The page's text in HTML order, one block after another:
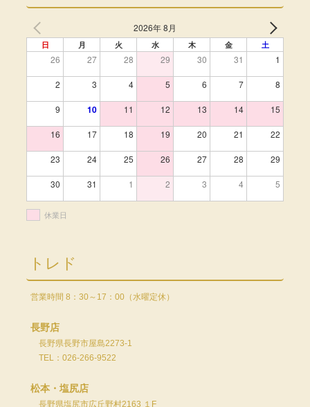
2026年 8月
日 月 火 水 木 金 土
26 27 28 29 30 31 1
2 3 4 5 6 7 8
9 10 11 12 13 14 15
16 17 18 19 20 21 22
23 24 25 26 27 28 29
30 31 1 2 3 4 5
休業日
トレド
営業時間 8：30～17：00（水曜定休）
長野店
長野県長野市屋島2273-1
TEL：026-266-9522
松本・塩尻店
長野県塩尻市広丘野村2163 １F